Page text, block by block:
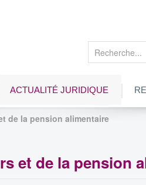
ACTUALITÉ JURIDIQUE
de la pension alimentaire
et de la pension